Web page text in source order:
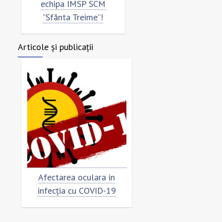
echipa IMSP SCM
”Sfânta Treime”!
Articole și publicații
Afectarea oculara in
infecția cu COVID-19